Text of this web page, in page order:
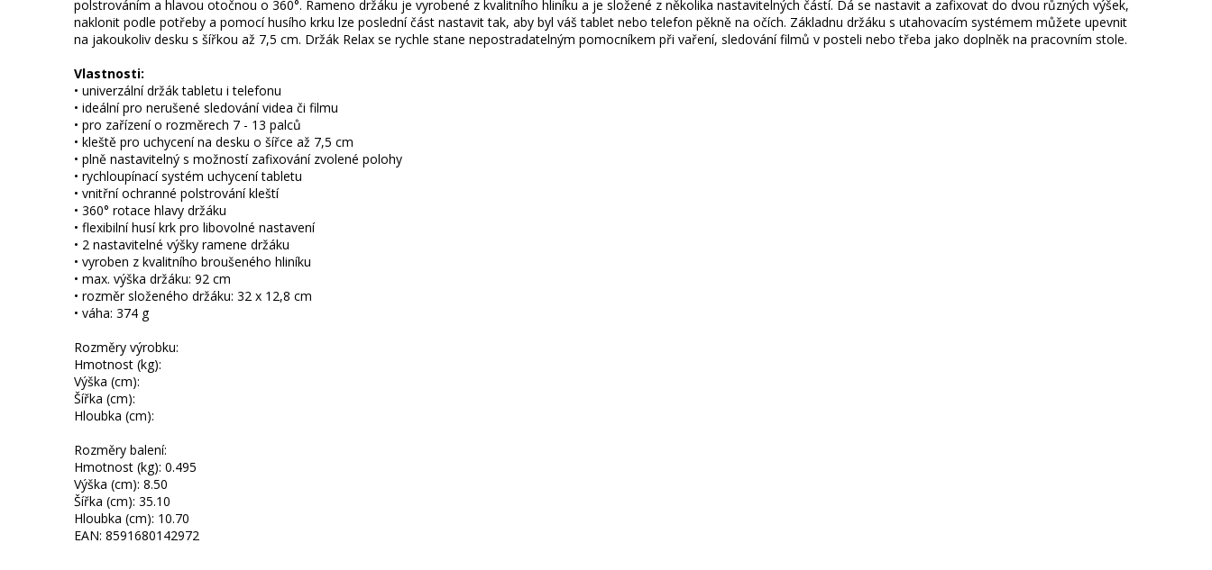
polstrováním a hlavou otočnou o 360°. Rameno držáku je vyrobené z kvalitního hliníku a je složené z několika nastavitelných částí. Dá se nastavit a zafixovat do dvou různých výšek,
naklonit podle potřeby a pomocí husího krku lze poslední část nastavit tak, aby byl váš tablet nebo telefon pěkně na očích. Základnu držáku s utahovacím systémem můžete upevnit
na jakoukoliv desku s šířkou až 7,5 cm. Držák Relax se rychle stane nepostradatelným pomocníkem při vaření, sledování filmů v posteli nebo třeba jako doplněk na pracovním stole.
Vlastnosti:
• univerzální držák tabletu i telefonu
• ideální pro nerušené sledování videa či filmu
• pro zařízení o rozměrech 7 - 13 palců
• kleště pro uchycení na desku o šířce až 7,5 cm
• plně nastavitelný s možností zafixování zvolené polohy
• rychloupínací systém uchycení tabletu
• vnitřní ochranné polstrování kleští
• 360° rotace hlavy držáku
• flexibilní husí krk pro libovolné nastavení
• 2 nastavitelné výšky ramene držáku
• vyroben z kvalitního broušeného hliníku
• max. výška držáku: 92 cm
• rozměr složeného držáku: 32 x 12,8 cm
• váha: 374 g
Rozměry výrobku:
Hmotnost (kg):
Výška (cm):
Šířka (cm):
Hloubka (cm):
Rozměry balení:
Hmotnost (kg): 0.495
Výška (cm): 8.50
Šířka (cm): 35.10
Hloubka (cm): 10.70
EAN: 8591680142972